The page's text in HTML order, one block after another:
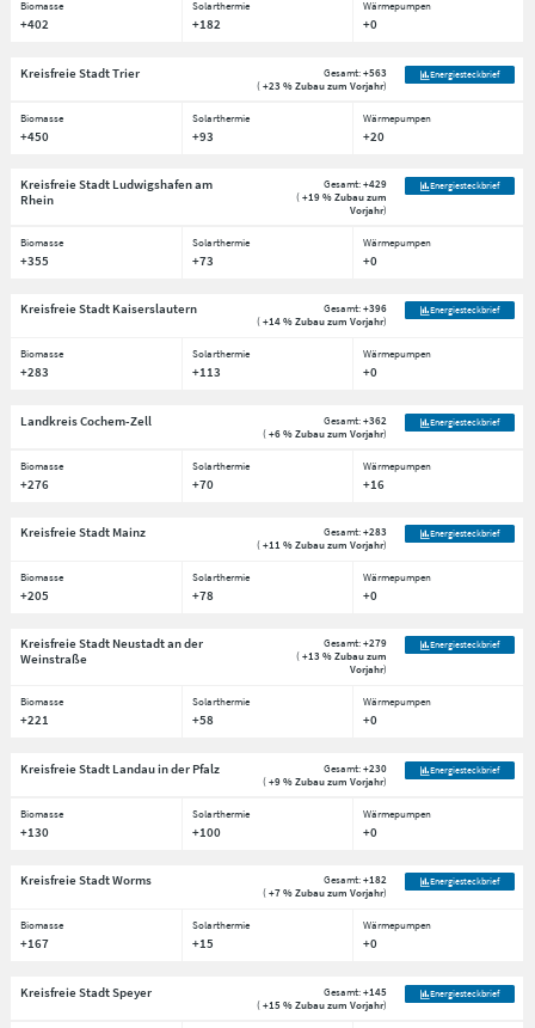
Biomasse Solarthermie Wärmepumpen
+402 +182 +0
Kreisfreie Stadt Trier Gesamt:+563
(+23 % Zubau zum Vorjahr)
Energiesteckbrief
Biomasse Solarthermie Wärmepumpen
+450 +93 +20
Kreisfreie Stadt Ludwigshafen am
Rhein
Gesamt:+429
(+19 % Zubau zum
Vorjahr)
Energiesteckbrief
Biomasse Solarthermie Wärmepumpen
+355 +73 +0
Kreisfreie Stadt Kaiserslautern Gesamt:+396
(+14 % Zubau zum Vorjahr)
Energiesteckbrief
Biomasse Solarthermie Wärmepumpen
+283 +113 +0
Landkreis Cochem-Zell Gesamt:+362
(+6 % Zubau zum Vorjahr)
Energiesteckbrief
Biomasse Solarthermie Wärmepumpen
+276 +70 +16
Kreisfreie Stadt Mainz Gesamt:+283
(+11 % Zubau zum Vorjahr)
Energiesteckbrief
Biomasse Solarthermie Wärmepumpen
+205 +78 +0
Kreisfreie Stadt Neustadt an der
Weinstraße
Gesamt:+279
(+13 % Zubau zum
Vorjahr)
Energiesteckbrief
Biomasse Solarthermie Wärmepumpen
+221 +58 +0
Kreisfreie Stadt Landau in der Pfalz Gesamt:+230
(+9 % Zubau zum Vorjahr)
Energiesteckbrief
Biomasse Solarthermie Wärmepumpen
+130 +100 +0
Kreisfreie Stadt Worms Gesamt:+182
(+7 % Zubau zum Vorjahr)
Energiesteckbrief
Biomasse Solarthermie Wärmepumpen
+167 +15 +0
Kreisfreie Stadt Speyer Gesamt:+145
(+15 % Zubau zum Vorjahr)
Energiesteckbrief